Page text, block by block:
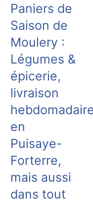
Paniers de
Saison de
Moulery :
Légumes &
épicerie,
livraison
en
Puisaye-
Forterre,
mais aussi
dans tout